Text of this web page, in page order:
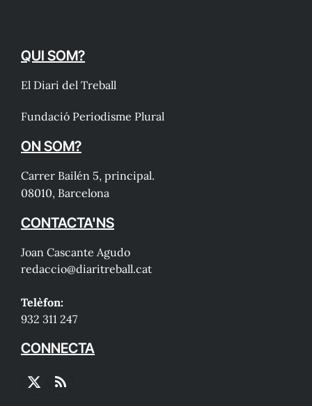
QUI SOM?
El Diari del Treball
Fundació Periodisme Plural
ON SOM?
Carrer Bailén 5, principal.
08010, Barcelona
CONTACTA'NS
Joan Cascante Agudo
redaccio@diaritreball.cat
Telèfon:
932 311 247
CONNECTA
X
RSS